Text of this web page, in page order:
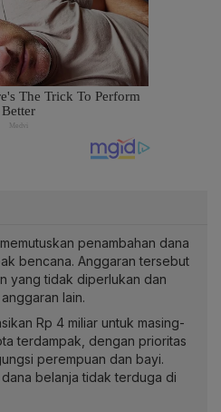
penambahan dana
bencana. Anggaran tersebut
yang tidak diperlukan dan
lain.
Rp 4 miliar untuk masing-
terdampak, dengan prioritas
perempuan dan bayi.
belanja tidak terduga di